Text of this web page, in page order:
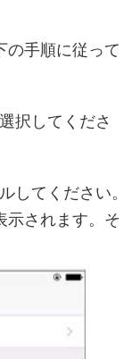
の手順に従って
択してくださ
してください。
示されます。そ